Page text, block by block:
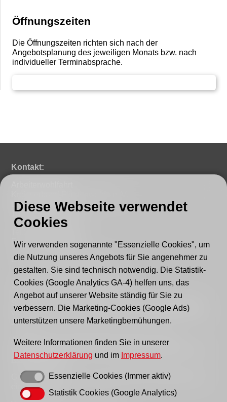
Öffnungszeiten
Die Öffnungszeiten richten sich nach der
Angebotsplanung des jeweiligen Monats bzw. nach
individueller Terminabsprache.
Kontakt:
Lindenstraße 46
15517 Fürstenwalde
Fax: 03361 - 592221
E-mail:post@awo-fuewa.de
Sprechzeiten Geschäftsstelle:
Sie erreichen uns persönlich telefonisch donnerstags
von 9–12 Uhr bzw. dienstags und donnerstags von 14–
16 Uhr.
Außerhalb der Sprechzeiten erreichen Sie uns
Kontaktformular.
Gern können Sie uns auch einen Brief schreiben oder
ein Fax senden.
Diese Webseite verwendet
Cookies
Wir verwenden sogenannte "Essenzielle Cookies", um
die Nutzung unseres Angebots für Sie angenehmer zu
gestalten. Sie sind technisch notwendig. Die Statistik-
Cookies (Google Analytics GA-4) helfen uns, das
Angebot auf unserer Website ständig für Sie zu
verbessern. Die Marketing-Cookies (Google Ads)
unterstützen unsere Marketingbemühungen.
Weitere Informationen finden Sie in unserer
Datenschutzerklärung und im Impressum.
Essenzielle Cookies (Immer aktiv)
Statistik Cookies (Google Analytics)